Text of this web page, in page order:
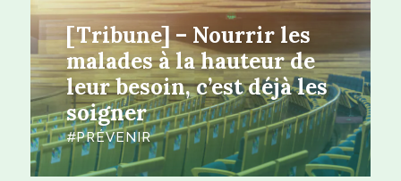
[Tribune] – Nourrir les
malades à la hauteur de
leur besoin, c’est déjà les
soigner
PRÉVENIR